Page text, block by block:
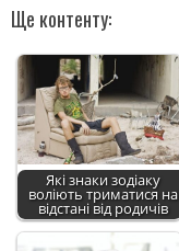
Ще контенту:
Які знаки зодіаку
воліють триматися на
відстані від родичів